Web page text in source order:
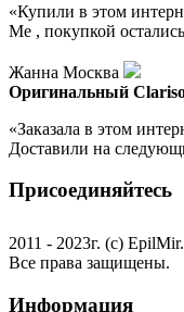
«Купили в этом
Me , покупкой
Жанна Москва
Оригинальный
«Заказала в этом
Доставили на
Присоединяйтесь
2011 - 2023г. (с)
Все права защищены.
Информация